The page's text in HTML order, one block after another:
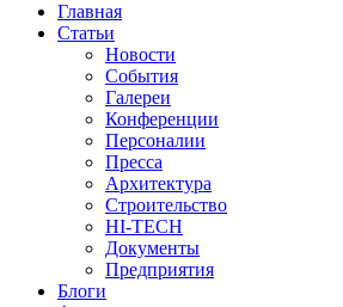
Главная
Статьи
Новости
События
Галереи
Конференции
Персоналии
Пресса
Архитектура
Строительство
HI-TECH
Документы
Предприятия
Блоги